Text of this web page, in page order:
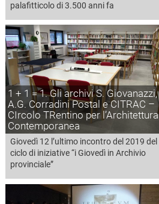
palafitticolo di 3.500 anni fa
1 + 1 = 1. Gli archivi S. Giovanazzi,
A.G. Corradini Postal e CITRAC –
CIrcolo TRentino per l’Architettura
Contemporanea
Giovedì 12 l’ultimo incontro del 2019 del
ciclo di iniziative “i Giovedì in Archivio
provinciale”